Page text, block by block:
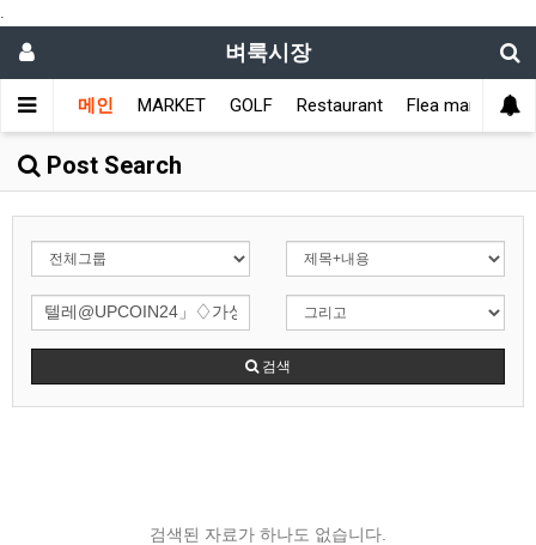
.
벼룩시장
메인 MARKET GOLF Restaurant Flea market
Post Search
검색
검색된 자료가 하나도 없습니다.